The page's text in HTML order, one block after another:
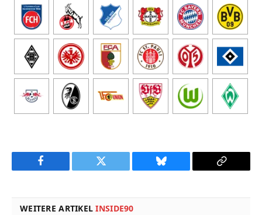
Facebook Twitter Bluesky
Copy
WEITERE ARTIKELINSIDE90